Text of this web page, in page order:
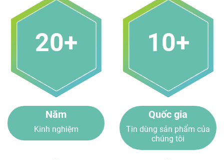
20+
Năm
Kinh nghiệm
10+
Quốc gia
Tin dùng sản phẩm của
chúng tôi